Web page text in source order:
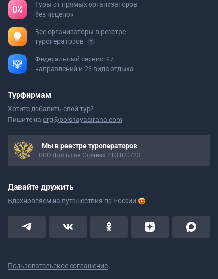
Туры от прямых организаторов
без наценок
Все организаторы в реестре
туроператоров
Федеральный сервис: 97
направлений и 23 вида отдыха
Турфирмам
Хотите добавить свой тур?
Пишите на org@bolshayastrana.com
Мы в реестре туроператоров
ООО «Большая Страна» РТО 020723
Давайте дружить
Вдохновляем на путешествия по России
Пользовательское соглашение